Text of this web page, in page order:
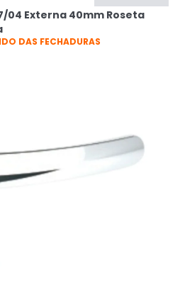
SE
04 Externa 40mm Roseta
DAS FECHADURAS